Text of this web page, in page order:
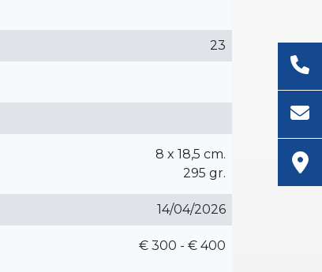
23
8 x 18,5 cm.
295 gr.
14/04/2026
€ 300 - € 400